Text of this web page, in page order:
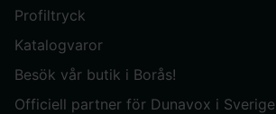
Profiltryck
Katalogvaror
Besök vår butik i Borås!
Officiell partner för Dunavox i Sverige